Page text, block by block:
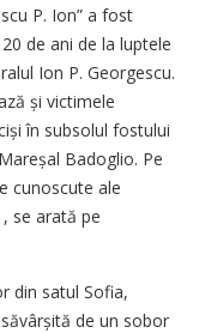
P. Ion” a fost
de ani de la luptele
Ion P. Georgescu.
și victimele
în subsolul fostului
Badoglio. Pe
cunoscute ale
se arată pe
din satul Sofia,
de un sobor